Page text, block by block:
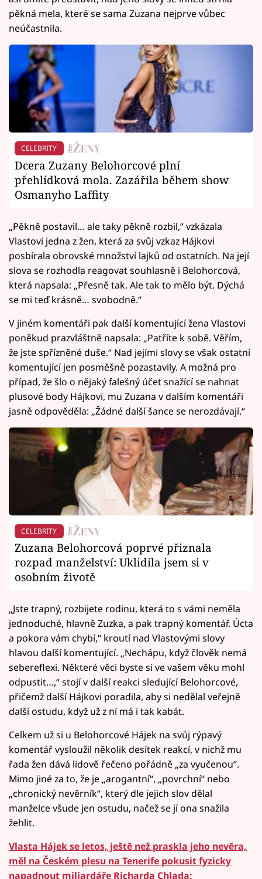
pěkná mela, které se sama Zuzana nejprve vůbec
neúčastnila.
CELEBRITY
Dcera Zuzany Belohorcové plní
přehlídková mola. Zazářila během show
Osmanyho Laffity
„Pěkně postavil… ale taky pěkně rozbil,“ vzkázala
Vlastovi jedna z žen, která za svůj vzkaz Hájkovi
posbírala obrovské množství lajků od ostatních. Na její
slova se rozhodla reagovat souhlasně i Belohorcová,
která napsala: „Přesně tak. Ale tak to mělo být. Dýchá
se mi teď krásně… svobodně.“
V jiném komentáři pak další komentující žena Vlastovi
poněkud prazvláštně napsala: „Patříte k sobě. Věřím,
že jste spřízněné duše.“ Nad jejími slovy se však ostatní
komentující jen posměšně pozastavily. A možná pro
případ, že šlo o nějaký falešný účet snažící se nahnat
plusové body Hájkovi, mu Zuzana v dalším komentáři
jasně odpověděla: „Žádné další šance se nerozdávají.“
CELEBRITY
Zuzana Belohorcová poprvé přiznala
rozpad manželství: Uklidila jsem si v
osobním životě
„Jste trapný, rozbijete rodinu, která to s vámi neměla
jednoduché, hlavně Zuzka, a pak trapný komentář. Úcta
a pokora vám chybí,“ kroutí nad Vlastovými slovy
hlavou další komentující. „Nechápu, když člověk nemá
sebereflexi. Některé věci byste si ve vašem věku mohl
odpustit…,“ stojí v další reakci sledující Belohorcové,
přičemž další Hájkovi poradila, aby si nedělal veřejně
další ostudu, když už z ní má i tak kabát.
Celkem už si u Belohorcové Hájek na svůj rýpavý
komentář vysloužil několik desítek reakcí, v nichž mu
řada žen dává lidově řečeno pořádně „za vyučenou“.
Mimo jiné za to, že je „arogantní“, „povrchní“ nebo
„chronický nevěrník“, který dle jejich slov dělal
manželce všude jen ostudu, načež se jí ona snažila
žehlit.
Vlasta Hájek se letos, ještě než praskla jeho nevěra,
měl na Českém plesu na Tenerife pokusit fyzicky
napadnout miliardáře Richarda Chlada: